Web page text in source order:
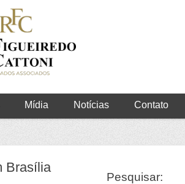
Mídia Notícias Contato
Brasília
Pesquisar: